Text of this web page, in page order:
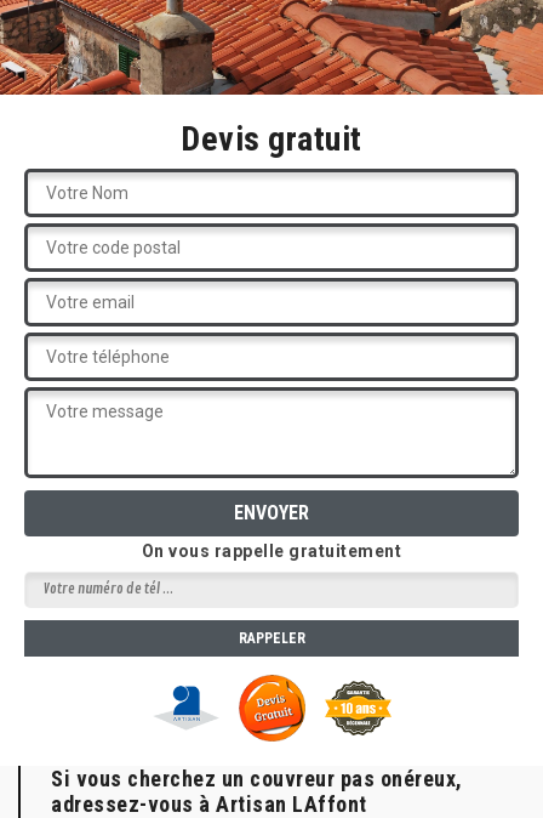
Devis gratuit
On vous rappelle gratuitement
Si vous cherchez un couvreur pas onéreux,
adressez-vous à Artisan LAffont